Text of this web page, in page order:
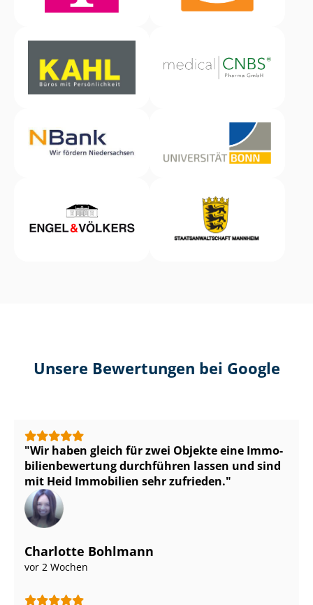
Unsere Bewertungen bei Google
Wir haben gleich für zwei Objekte eine Im­mo­
bi­li­en­be­wer­tung durchführen lassen und sind
mit Heid Immobilien sehr zufrieden.
Charlotte Bohlmann
vor 2 Wochen